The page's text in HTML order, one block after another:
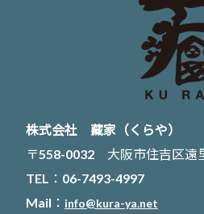
株式会社 藏家（くらや）
〒558-0032 大阪市住吉区遠
TEL：06-7493-4997
Mail： info@kura-ya.net